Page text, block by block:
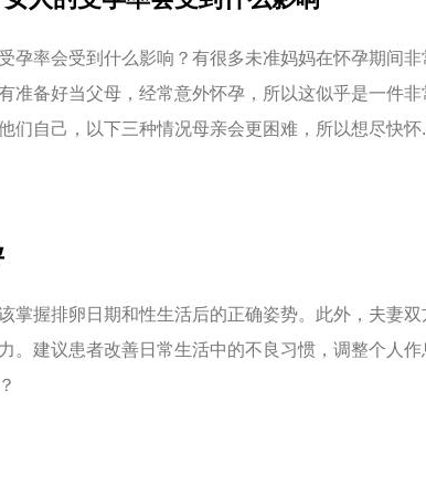
孕率会受到什么影响？有很多未准妈妈在怀孕期间
准备好当父母，经常意外怀孕，所以这似乎是一件
们自己，以下三种情况母亲会更困难，所以想尽快怀
掌握排卵日期和性生活后的正确姿势。此外，夫妻
。建议患者改善日常生活中的不良习惯，调整个人作